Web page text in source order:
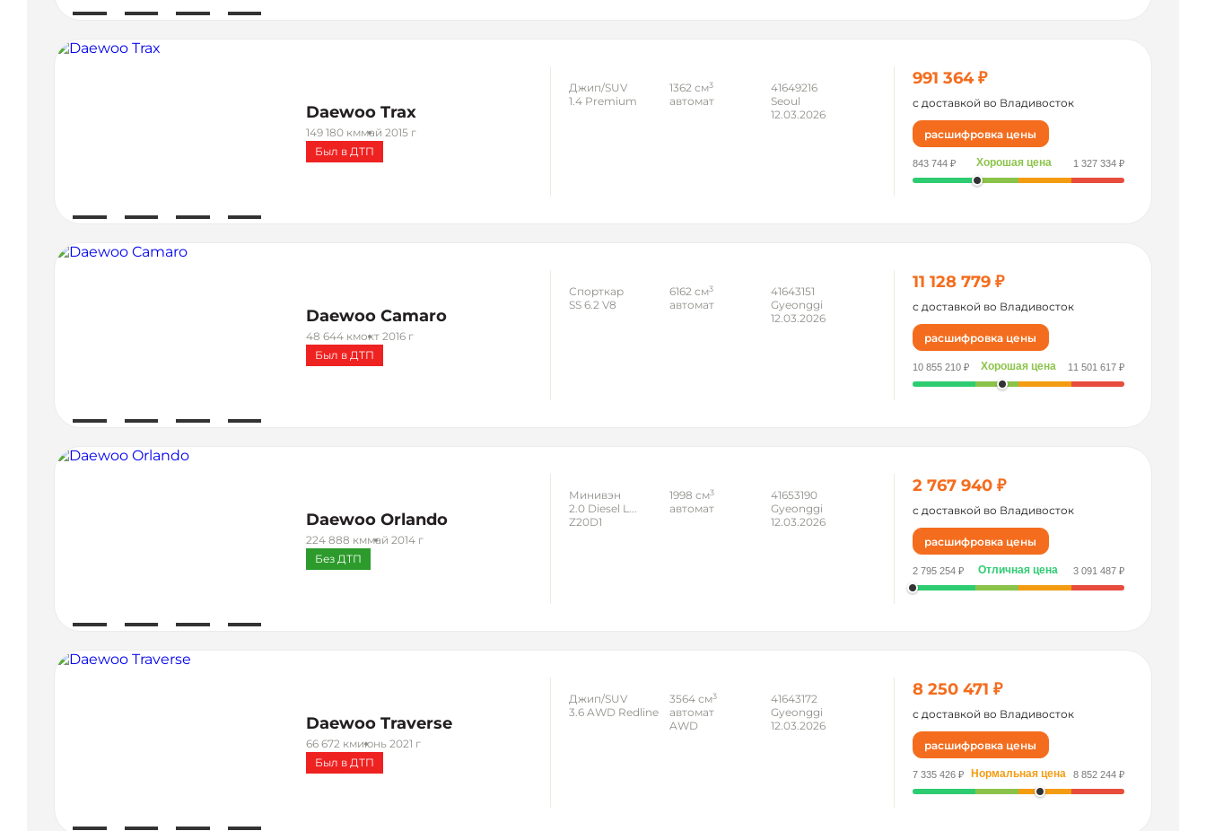
Daewoo Trax
149 180 кммай 2015 г
Был в ДТП
Джип/SUV
1.4 Premium
1362 см3
автомат
41649216
Seoul
12.03.2026
991 364 ₽
с доставкой во Владивосток
расшифровка цены
843 744 ₽ Хорошая цена 1 327 334 ₽
Daewoo Camaro
48 644 кмокт 2016 г
Был в ДТП
Спорткар
SS 6.2 V8
6162 см3
автомат
41643151
Gyeonggi
12.03.2026
11 128 779 ₽
с доставкой во Владивосток
расшифровка цены
10 855 210 ₽ Хорошая цена 11 501 617 ₽
Daewoo Orlando
224 888 кммай 2014 г
Без ДТП
Минивэн
2.0 Diesel L...
Z20D1
1998 см3
автомат
41653190
Gyeonggi
12.03.2026
2 767 940 ₽
с доставкой во Владивосток
расшифровка цены
2 795 254 ₽ Отличная цена 3 091 487 ₽
Daewoo Traverse
66 672 кмиюнь 2021 г
Был в ДТП
Джип/SUV
3.6 AWD Redline
3564 см3
автомат
AWD
41643172
Gyeonggi
12.03.2026
8 250 471 ₽
с доставкой во Владивосток
расшифровка цены
7 335 426 ₽ Нормальная цена 8 852 244 ₽